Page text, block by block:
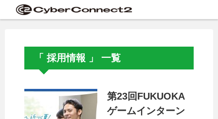
「 採用情報 」 一覧
第23回FUKUOKA
ゲームインターン